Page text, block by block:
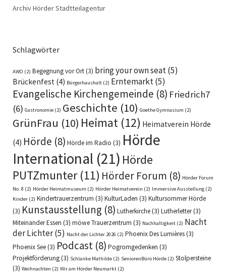
Archiv Hörder Stadtteilagentur
Schlagwörter
AWO (2) Begegnung vor Ort(3) bring your own seat(5)
Brückenfest (4) Bürgerhaushalt (2) Erntemarkt(5)
Evangelische Kirchengemeinde (8) Friedrich7
(6) Gastronomie (2) Geschichte (10) Goethe Gymnasium (2)
GrünFrau (10) Heimat (12) Heimatverein Hörde
(4) Hörde (8) Hörde im Radio (3) Hörde
International (21) Hörde
PUTZmunter(11) Hörder Forum (8) Hörder Forum
No. 8 (2) Hörder Heimatmuseum (2) Hörder Heimatverein (2) Immersive Ausstellung (2)
Kinder (2) Kindertrauerzentrum (3) KulturLaden (3) Kultursommer Hörde
(3) Kunstausstellung (8) Lutherkirche(3) Lutherletter(3)
Miteinander Essen (3) möwe Trauerzentrum (3) Nachhaltigkeit (2) Nacht
der Lichter(5) Nacht der Lichter 2026 (2) Phoenix Des Lumières(3)
Phoenix See(3) Podcast (8) Pogromgedenken (3)
Projektförderung(3) Schlanke Mathilde (2) SeniorenBüro Hörde (2) Stolpersteine
(3) Weihnachten (2) Wir am Hörder Neumarkt (2)